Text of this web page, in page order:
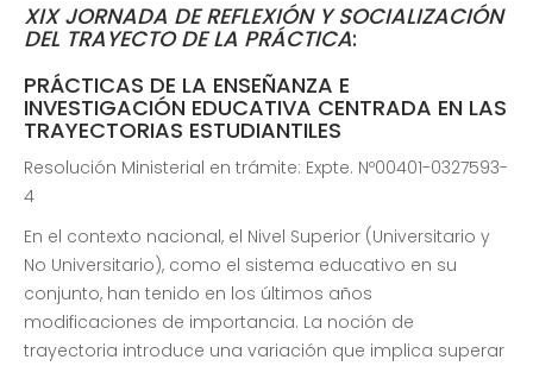
XIX JORNADA DE REFLEXIÓN Y SOCIALIZACIÓN
DEL TRAYECTO DE LA PRÁCTICA:
PRÁCTICAS DE LA ENSEÑANZA E
INVESTIGACIÓN EDUCATIVA CENTRADA EN LAS
TRAYECTORIAS ESTUDIANTILES
Resolución Ministerial en trámite: Expte. Nº00401-0327593-
4
En el contexto nacional, el Nivel Superior (Universitario y
No Universitario), como el sistema educativo en su
conjunto, han tenido en los últimos años
modificaciones de importancia. La noción de
trayectoria introduce una variación que implica superar